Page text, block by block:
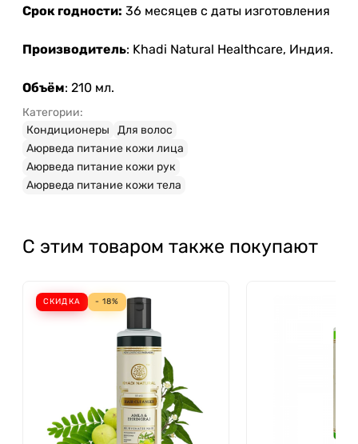
Срок годности: 36 месяцев с даты изготовления
Производитель: Khadi Natural Healthcare, Индия.
Объём: 210 мл.
Категории:
Кондиционеры
Для волос
Аюрведа питание кожи лица
Аюрведа питание кожи рук
Аюрведа питание кожи тела
С этим товаром также покупают
СКИДКА - 18%